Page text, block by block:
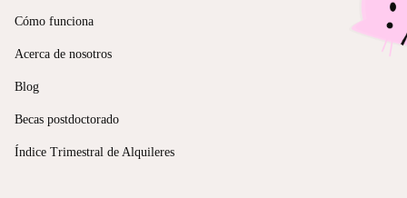
Cómo funciona
Acerca de nosotros
Blog
Becas postdoctorado
Índice Trimestral de Alquileres